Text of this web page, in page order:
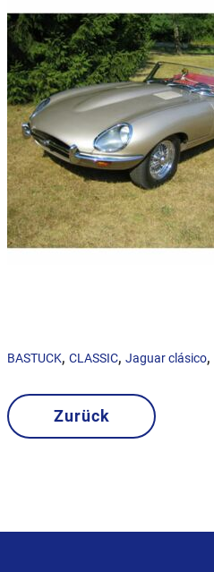
BASTUCK, CLASSIC, Jaguar clásico,
Zurück